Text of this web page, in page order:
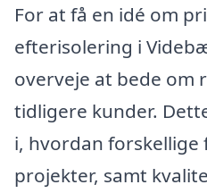
For at få en idé om
efterisolering i
overveje at bede om
tidligere kunder.
i, hvordan
projekter, samt